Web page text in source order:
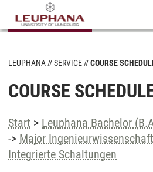
LEUPHANA SERVICE COURSE
COURSE
Start > Leuphana Bachelor
-> Major
Integrierte Schaltungen